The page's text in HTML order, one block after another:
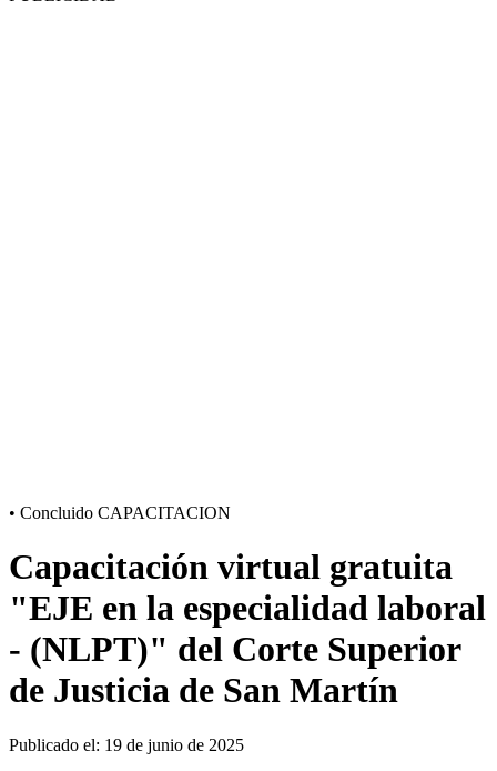
• Concluido CAPACITACION
Capacitación virtual gratuita
"EJE en la especialidad laboral
- (NLPT)" del Corte Superior
de Justicia de San Martín
Publicado el: 19 de junio de 2025